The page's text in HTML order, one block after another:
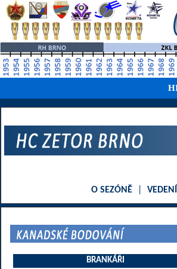
O SEZÓNĚ VEDENÍ
BRANKÁŘI